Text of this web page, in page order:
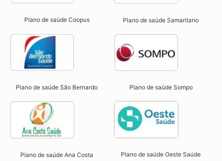
Plano de saúde Coopus Plano de saúde Samaritano
Plano de saúde São Bernardo Plano de saúde Sompo
Plano de saúde Ana Costa Plano de saúde Oeste Saúde